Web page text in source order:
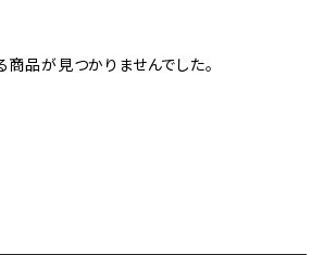
商品が見つかりませんでした。